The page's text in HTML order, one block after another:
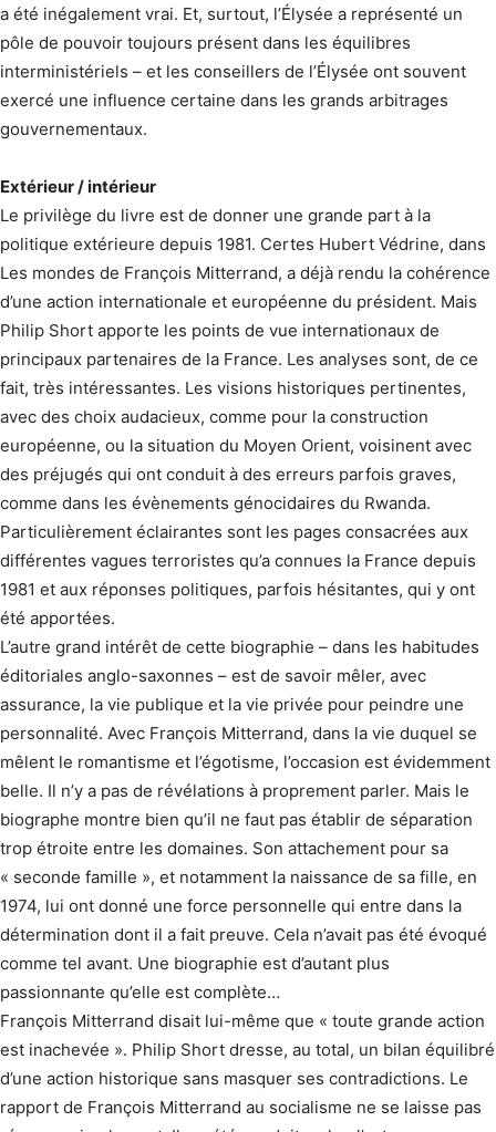
a été inégalement vrai. Et, surtout, l’Élysée a représenté un
pôle de pouvoir toujours présent dans les équilibres
interministériels – et les conseillers de l’Élysée ont souvent
exercé une influence certaine dans les grands arbitrages
gouvernementaux.
Extérieur / intérieur
Le privilège du livre est de donner une grande part à la
politique extérieure depuis 1981. Certes Hubert Védrine, dans
Les mondes de François Mitterrand, a déjà rendu la cohérence
d’une action internationale et européenne du président. Mais
Philip Short apporte les points de vue internationaux de
principaux partenaires de la France. Les analyses sont, de ce
fait, très intéressantes. Les visions historiques pertinentes,
avec des choix audacieux, comme pour la construction
européenne, ou la situation du Moyen Orient, voisinent avec
des préjugés qui ont conduit à des erreurs parfois graves,
comme dans les évènements génocidaires du Rwanda.
Particulièrement éclairantes sont les pages consacrées aux
différentes vagues terroristes qu’a connues la France depuis
1981 et aux réponses politiques, parfois hésitantes, qui y ont
été apportées.
L’autre grand intérêt de cette biographie – dans les habitudes
éditoriales anglo-saxonnes – est de savoir mêler, avec
assurance, la vie publique et la vie privée pour peindre une
personnalité. Avec François Mitterrand, dans la vie duquel se
mêlent le romantisme et l’égotisme, l’occasion est évidemment
belle. Il n’y a pas de révélations à proprement parler. Mais le
biographe montre bien qu’il ne faut pas établir de séparation
trop étroite entre les domaines. Son attachement pour sa
« seconde famille », et notamment la naissance de sa fille, en
1974, lui ont donné une force personnelle qui entre dans la
détermination dont il a fait preuve. Cela n’avait pas été évoqué
comme tel avant. Une biographie est d’autant plus
passionnante qu’elle est complète…
François Mitterrand disait lui-même que « toute grande action
est inachevée ». Philip Short dresse, au total, un bilan équilibré
d’une action historique sans masquer ses contradictions. Le
rapport de François Mitterrand au socialisme ne se laisse pas